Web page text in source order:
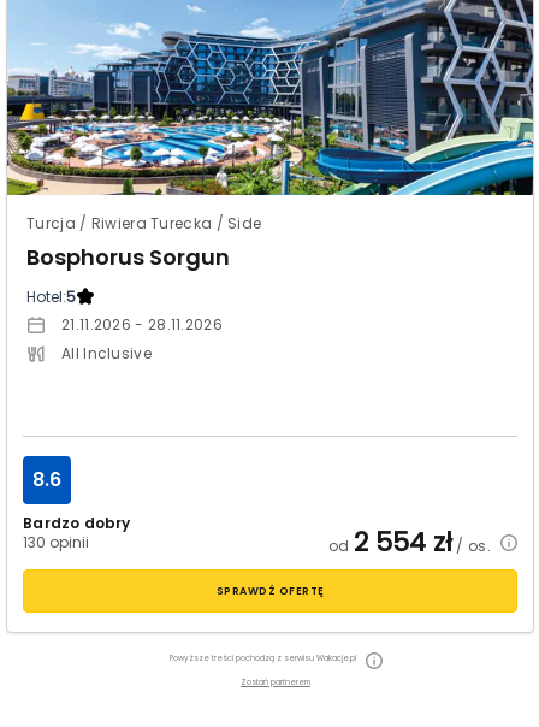
Turcja / Riwiera Turecka / Side
Bosphorus Sorgun
Hotel:5
21.11.2026 - 28.11.2026
All Inclusive
Bardzo dobry
130 opinii
8.6
od 2 554 zł/ os.
SPRAWDŹ OFERTĘ
Powyższe treści pochodzą z serwisu Wakacje.pl
Zostań partnerem